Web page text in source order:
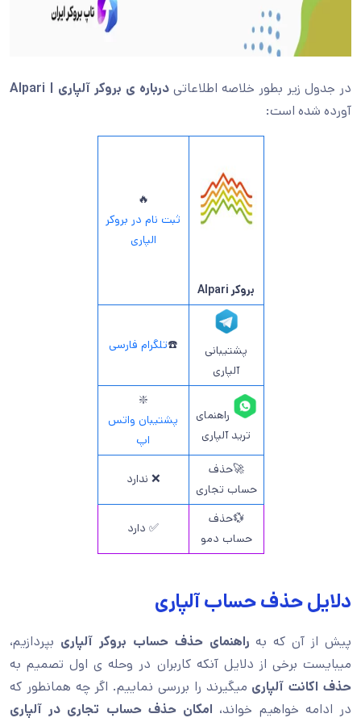
در جدول زیر بطور خلاصه اطلاعاتی درباره ی بروکر آلپاری | Alpari
آورده شده است:
بروکر Alpari
🔥
ثبت نام در بروکر
الپاری
پشتیبانی
آلپاری
☎️تلگرام فارسی
راهنمای
ترید آلپاری
❇️
پشتیبان واتس
اپ
🚀حذف
حساب تجاری
❌ ندارد
💱حذف
حساب دمو
✅ دارد
دلایل حذف حساب آلپاری
پیش از آن که به راهنمای حذف حساب بروکر آلپاری بپردازیم،
میبایست برخی از دلایل آنکه کاربران در وحله ی اول تصمیم به
حذف اکانت آلپاری میگیرند را بررسی نماییم. اگر چه همانطور که
در ادامه خواهیم خواند، امکان حذف حساب تجاری در آلپاری